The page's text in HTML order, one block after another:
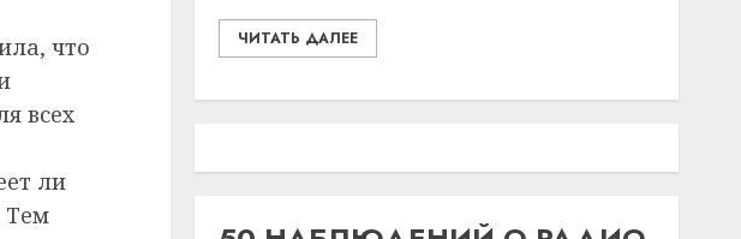
что
всех
ли
Тем
ЧИТАТЬ ДАЛЕЕ